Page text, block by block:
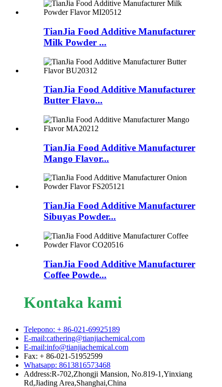
TianJia Food Additive Manufacturer
Milk Powder ...
TianJia Food Additive Manufacturer
Butter Flavo...
TianJia Food Additive Manufacturer
Mango Flavor...
TianJia Food Additive Manufacturer
Sibuyas Powder...
TianJia Food Additive Manufacturer
Coffee Powde...
Kontaka kami
Telepono: + 86-021-69925189
E-mail:cathering@tianjiachemical.com
E-mail:info@tianjiachemical.com
Fax: + 86-021-51952599
Whatsapp: 8613816573468
Address:R-702,Zhongji Mansion, No.819-1,Yinxiang
Rd,Jiading Area,Shanghai,China